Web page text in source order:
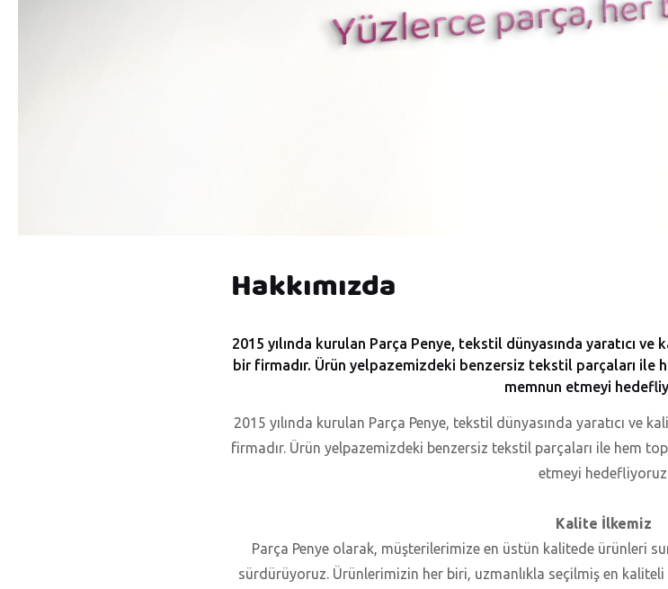
Hakkımızda
2015 yılında kurulan Parça Penye, tekstil dünyasında yaratıcı
bir firmadır. Ürün yelpazemizdeki benzersiz tekstil parçaları ile
memnun etmeyi
2015 yılında kurulan Parça Penye, tekstil dünyasında yaratıcı ve
firmadır. Ürün yelpazemizdeki benzersiz tekstil parçaları ile hem
etmeyi
Kalite İlkemiz
Parça Penye olarak, müşterilerimize en üstün kalitede ürünleri
sürdürüyoruz. Ürünlerimizin her biri, uzmanlıkla seçilmiş en